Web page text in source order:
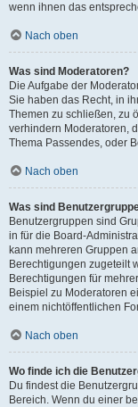
wenn ihnen das
Nach oben
Was sind Moderatoren?
Die Aufgabe der
Sie haben das Recht, in
Themen zu schließen, zu
verhindern Moderatoren,
Thema Passendes, oder
Nach oben
Was sind
Benutzergruppen sind
in für die Board-
kann mehreren Gruppen
Berechtigungen zugeteilt
Berechtigungen für
Beispiel zu Moderatoren
einem nichtöffentlichen
Nach oben
Wo finde ich die
Du findest die
Bereich. Wenn du einer